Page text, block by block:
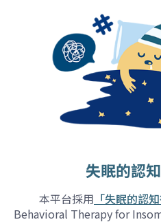
失眠的認
本平台採用 「失眠的認
Behavioral Therapy for